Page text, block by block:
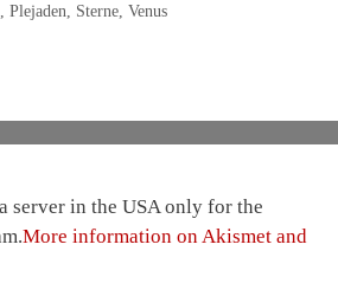
, Plejaden, Sterne, Venus
server in the USA only for the
More information on Akismet and